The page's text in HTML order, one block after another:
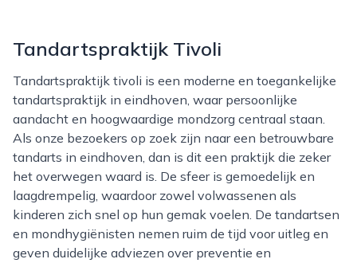
Tandartspraktijk Tivoli
Tandartspraktijk tivoli is een moderne en toegankelijke
tandartspraktijk in eindhoven, waar persoonlijke
aandacht en hoogwaardige mondzorg centraal staan.
Als onze bezoekers op zoek zijn naar een betrouwbare
tandarts in eindhoven, dan is dit een praktijk die zeker
het overwegen waard is. De sfeer is gemoedelijk en
laagdrempelig, waardoor zowel volwassenen als
kinderen zich snel op hun gemak voelen. De tandartsen
en mondhygiënisten nemen ruim de tijd voor uitleg en
geven duidelijke adviezen over preventie en